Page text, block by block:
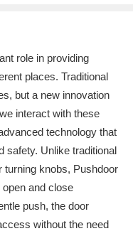
role in providing
places. Traditional
but a new innovation
interact with these
technology that
safety. Unlike traditional
turning knobs, Pushdoor
and close
push, the door
without the need